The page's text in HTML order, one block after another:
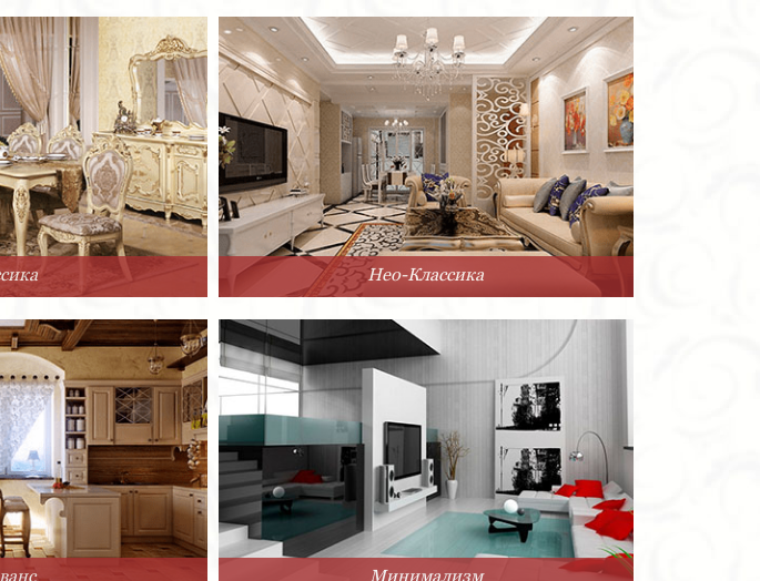
Нео-Классика
Минимализм